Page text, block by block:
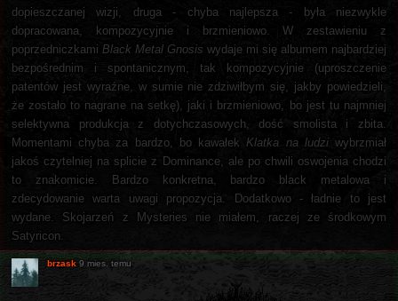
dopieszczanej wizji, druga - chyba najlepsza - była niezwykle
dopracowana, kompozycyjnie i brzmieniowo. W zestawieniu z
poprzedniczkami Black Metal Gnosis wydaje mi się albumem najbardziej
bezpośrednim i spontanicznym, tak kompozycyjnie (uproszczenie
patentów jest wyraźne, w sumie nie zdziwiłbym się, jakby powiedzieli,
że zostało to nagrane na setkę), jaki i brzmieniowo, bo jest tu najmniej
selektywna produkcja z dotychczasowych, dość smolista i zbita.
Momentami chyba za bardzo, bo kawałek Klatka na ludziwybrzmiał
jakoś czytelniej na splicie z Dominance, ale po chwili oswojenia chodzi
to znakomicie. Bardzo konkretna, bardzo black metalowa i
zdecydowanie warta uwagi propozycja. Dodatkowo - ładnie to jest
wydane. Skojarzeń z Mysteries nie miałem, raczej ze środkowym
Satyricon.
brzask 9 mies. temu